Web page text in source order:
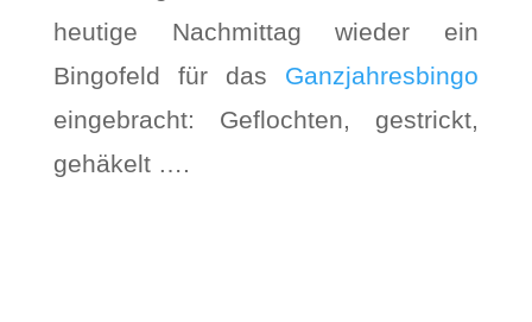
heutige Nachmittag wieder ein
Bingofeld für das Ganzjahresbingo
eingebracht: Geflochten, gestrickt,
gehäkelt ….